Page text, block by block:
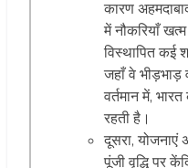
कारण
में नौकरियाँ
विस्थापित कई
जहाँ वे भीड़भाड़
वर्तमान में,
रहती है।
दूसरा,
पूंजी वृद्धि पर